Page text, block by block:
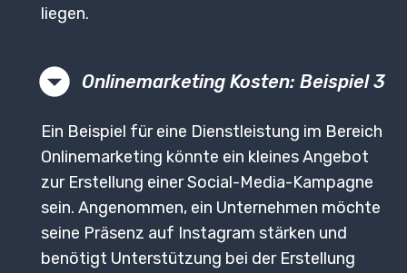
liegen.
Onlinemarketing Kosten: Beispiel 3
Ein Beispiel für eine Dienstleistung im Bereich
Onlinemarketing könnte ein kleines Angebot
zur Erstellung einer Social-Media-Kampagne
sein. Angenommen, ein Unternehmen möchte
seine Präsenz auf Instagram stärken und
benötigt Unterstützung bei der Erstellung